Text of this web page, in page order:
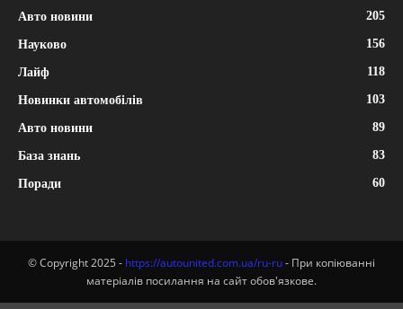
Авто новини 205
Науково 156
Лайф 118
Новинки автомобілів 103
Авто новини 89
База знань 83
Поради 60
© Copyright 2025 - https://autounited.com.ua/ru-ru- При копіюванні
матеріалів посилання на сайт обов'язкове.